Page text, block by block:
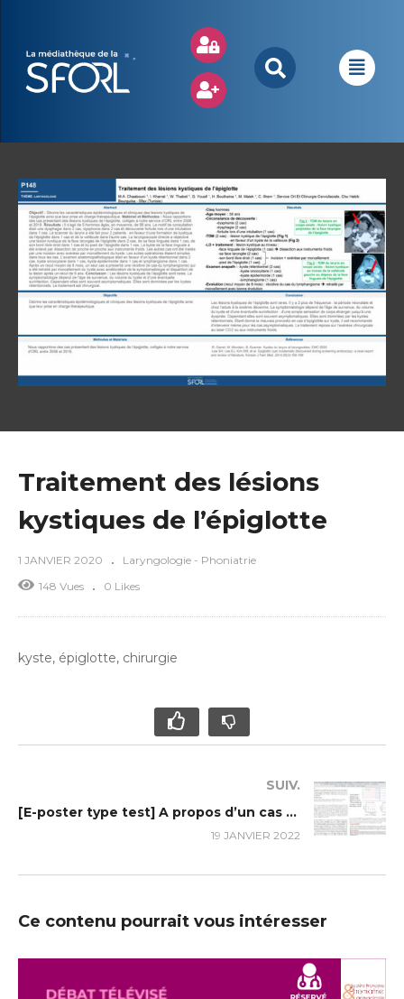
Traitement des lésions
kystiques de l’épiglotte
1 JANVIER 2020
Laryngologie - Phoniatrie
148 Vues
0 Likes
kyste, épiglotte, chirurgie
SUIV.
[E-poster type test] A propos d’un cas rare de surdité neurosensorielle syndromique à manifestation rénale : L’acidose tubulaire rénale distale
19 JANVIER 2022
Ce contenu pourrait vous intéresser